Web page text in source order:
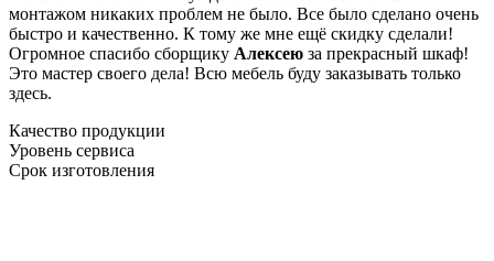
монтажом никаких проблем не было. Все было сделано очень
быстро и качественно. К тому же мне ещё скидку сделали!
Огромное спасибо сборщику Алексею за прекрасный шкаф!
Это мастер своего дела! Всю мебель буду заказывать только
здесь.
Качество продукции
Уровень сервиса
Срок изготовления